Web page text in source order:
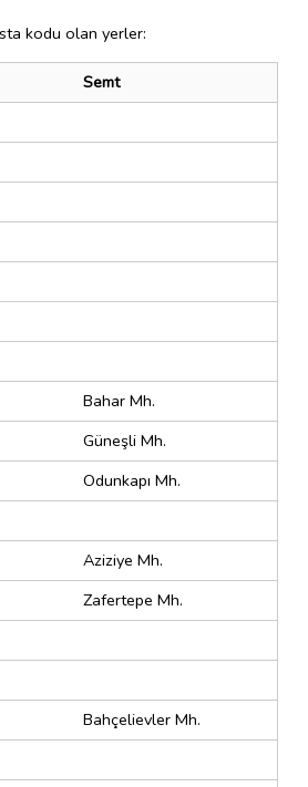
kodu olan yerler:
Semt
Bahar Mh.
Güneşli Mh.
Odunkapı Mh.
Aziziye Mh.
Zafertepe Mh.
Bahçelievler Mh.